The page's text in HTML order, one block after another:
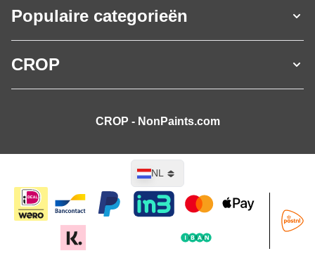
Populaire categorieën
CROP
CROP - NonPaints.com
NL